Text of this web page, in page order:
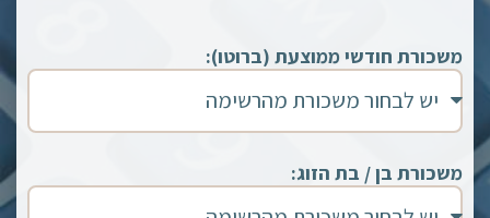
משכורת חודשי ממוצעת (ברוטו):
משכורת בן / בת הזוג: